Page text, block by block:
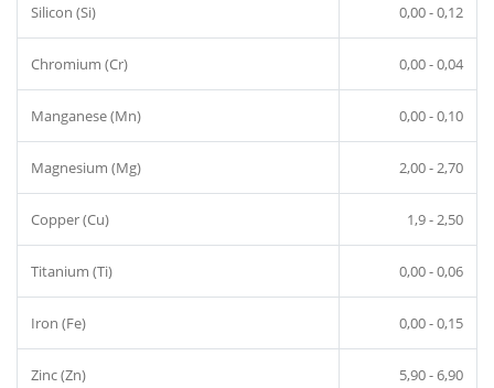
Silicon (Si) 0,00 - 0,12
Chromium (Cr) 0,00 - 0,04
Manganese (Mn) 0,00 - 0,10
Magnesium (Mg) 2,00 - 2,70
Copper (Cu) 1,9 - 2,50
Titanium (Ti) 0,00 - 0,06
Iron (Fe) 0,00 - 0,15
Zinc (Zn) 5,90 - 6,90